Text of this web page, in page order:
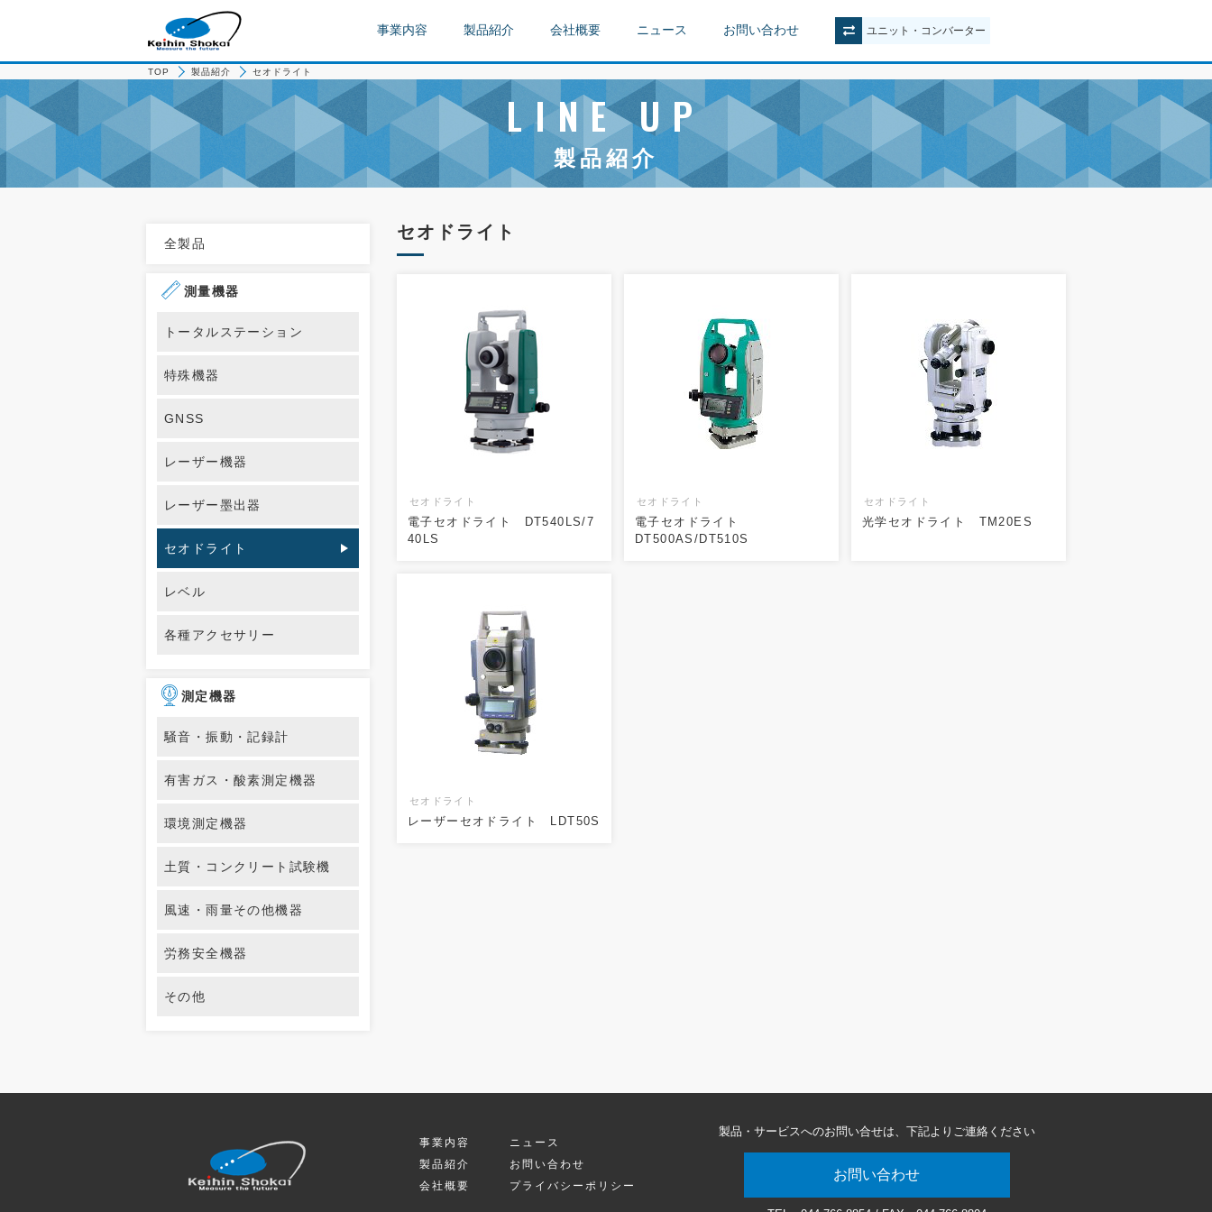
事業内容 製品紹介 会社概要 ニュース お問い合わせ ユニット ・ コンバーター
TOP 製品紹介 セオドライト
LINE UP
製品紹介
全製品
測量機器
トータルステーション
特殊機器
GNSS
レーザー機器
レーザー墨出器
セオドライト
レベル
各種アクセサリー
測定機器
騒音・振動・記録計
有害ガス・酸素測定機器
環境測定機器
土質・コンクリート試験機
風速・雨量その他機器
労務安全機器
その他
セオドライト
セオドライト
電子セオドライト DT540LS/7
40LS
セオドライト
電子セオドライト
DT500AS/DT510S
セオドライト
光学セオドライト TM20ES
セオドライト
レーザーセオドライト LDT50S
事業内容
ニュース
製品紹介
お問い合わせ
会社概要
プライバシーポリシー
製品・サービスへのお問い合せは、 下記よりご連絡ください
お問い合わせ